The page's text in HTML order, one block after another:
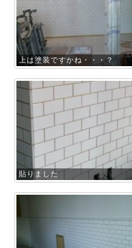
上は塗装ですかね・・・？
貼りました